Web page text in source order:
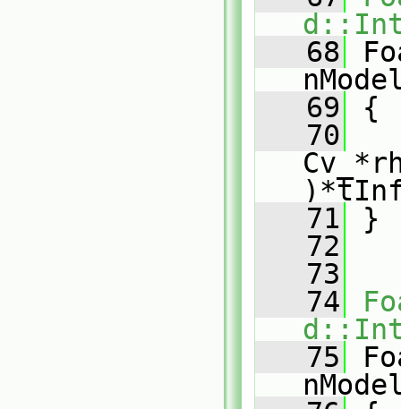
   68
   69
{
   70
   71
}
   72
   73
   74
   75